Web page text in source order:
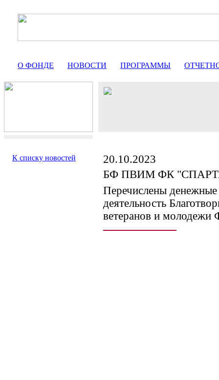
О ФОНДЕ НОВОСТИ ПРОГРАММЫ
К списку новостей
20.10.2023
БФ ПВИМ ФК
Перечислены денежные
деятельность
ветеранов и